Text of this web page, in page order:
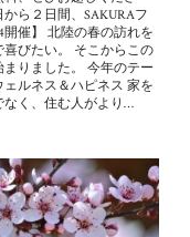
から２日間、SAKURAフ
開催】 北陸の春の訪れを
喜びたい。 そこからこの
まりました。 今年のテー
ェルネス＆ハピネス 家を
なく、住む人がより…